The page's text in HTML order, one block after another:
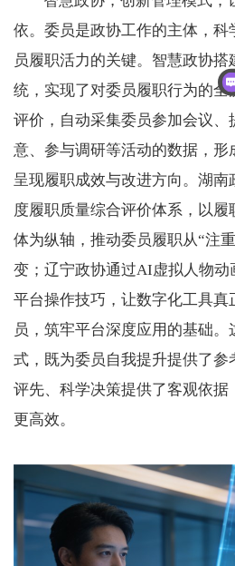
依。委员是政协工作的主体，
员履职活力的关键。智慧政协
统，实现了对委员履职行为的全
评价，自动采集委员参加会议、
意、参与调研等活动的数据，
呈现履职成效与改进方向。湖南
度履职质量综合评价体系，以
体为纵轴，推动委员履职从“注
变；辽宁政协通过AI虚拟人物
平台操作技巧，让数字化工具真
员，筑牢平台深度应用的基础
式，既为委员自我提升提供了
评先、科学决策提供了客观依据
更高效。